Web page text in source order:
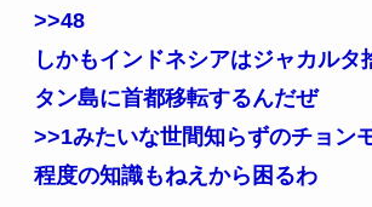
>>48
しかもインドネシアはジャカルタ
タン島に首都移転するんだぜ
>>1みたいな世間知らずのチョン
程度の知識もねえから困るわ